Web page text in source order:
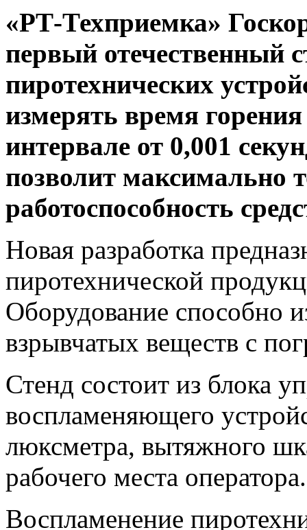
«РТ-Техприемка»
первый отечественный
пиротехнических
измерять время
интервале от 0,001
позволит максимально
работоспособность
Новая разработка
пиротехнической
Оборудование способно
взрывчатых веществ с
Стенд состоит из блока
воспламеняющего
люксметра, вытяжного
рабочего места оператора.
Воспламенение